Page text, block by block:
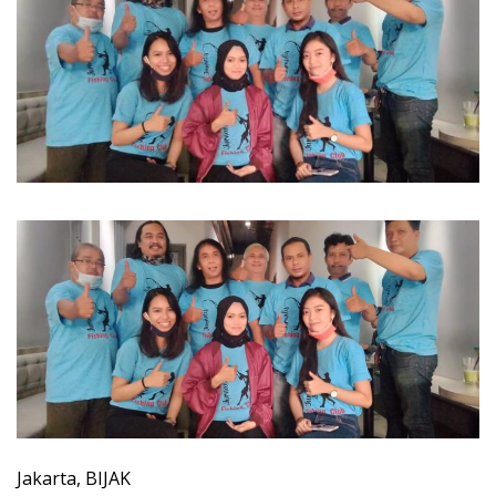
Jakarta, BIJAK